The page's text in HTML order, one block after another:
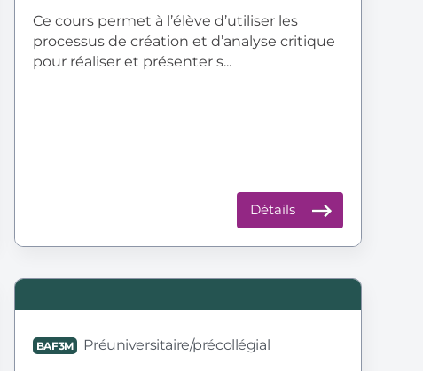
Ce cours permet à l’élève d’utiliser les
processus de création et d’analyse critique
pour réaliser et présenter s...
Détails
BAF3M:
Introduction
BAF3M Préuniversitaire/précollégial